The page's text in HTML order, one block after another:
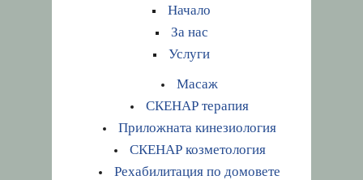
Начало
За нас
Услуги
Масаж
СКЕНАР терапия
Приложната кинезиология
СКЕНАР козметология
Рехабилитация по домовете